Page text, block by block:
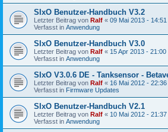
SIxO Benutzer-Handbuch V3.2
Letzter Beitrag von Ralf « 09 Mai 2013 - 14:51
Verfasst in Anwendung
SIxO Benutzer-Handbuch V3.0
Letzter Beitrag von Ralf « 15 Apr 2013 - 21:00
Verfasst in Anwendung
SIxO V3.0.6 DE - Tanksensor -
Letzter Beitrag von Ralf « 16 Mai 2012 - 22:36
Verfasst in Firmware Updates
SIxO Benutzer-Handbuch V2.1
Letzter Beitrag von Ralf « 10 Mai 2012 - 21:37
Verfasst in Anwendung